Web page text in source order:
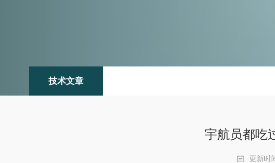
技术文章
宇航员都吃
更新时